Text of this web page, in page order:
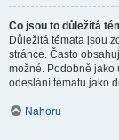
Co jsou to důležitá
Důležitá témata jsou
stránce. Často
možné. Podobně
odeslání tématu jako
Nahoru